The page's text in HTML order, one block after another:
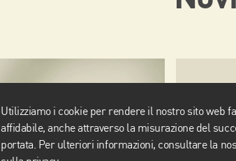
sito
Utilizziamo i cookie per rendere il nostro sito web
affidabile, anche attraverso la misurazione del
portata. Per ulteriori informazioni, consultare la